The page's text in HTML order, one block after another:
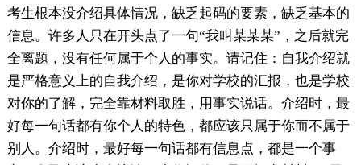
考生根本没介绍具体情况，缺乏起码的要素，缺乏基本的
信息。许多人只在开头点了一句“我叫某某某”，之后就完
全离题，没有任何属于个人的事实。请记住：自我介绍就
是严格意义上的自我介绍，是你对学校的汇报，也是学校
对你的了解，完全靠材料取胜，用事实说话。介绍时，最
好每一句话都有你个人的特色，都应该只属于你而不属于
别人。介绍时，最好每一句话都有信息点，都是一个事